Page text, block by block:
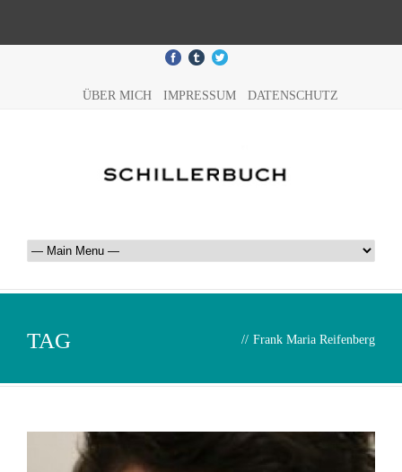
ÜBER MICH IMPRESSUM DATENSCHUTZ
TAG // Frank Maria Reifenberg